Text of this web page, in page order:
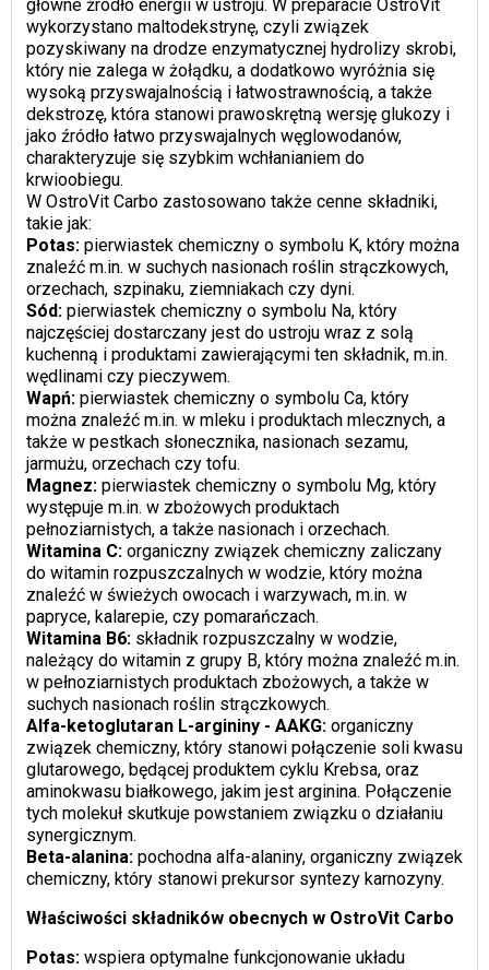
główne źródło energii w ustroju. W preparacie OstroVit
wykorzystano maltodekstrynę, czyli związek
pozyskiwany na drodze enzymatycznej hydrolizy skrobi,
który nie zalega w żołądku, a dodatkowo wyróżnia się
wysoką przyswajalnością i łatwostrawnością, a także
dekstrozę, która stanowi prawoskrętną wersję glukozy i
jako źródło łatwo przyswajalnych węglowodanów,
charakteryzuje się szybkim wchłanianiem do
krwioobiegu.
W OstroVit Carbo zastosowano także cenne składniki,
takie jak:
Potas:pierwiastek chemiczny o symbolu K, który można
znaleźć m.in. w suchych nasionach roślin strączkowych,
orzechach, szpinaku, ziemniakach czy dyni.
Sód:pierwiastek chemiczny o symbolu Na, który
najczęściej dostarczany jest do ustroju wraz z solą
kuchenną i produktami zawierającymi ten składnik, m.in.
wędlinami czy pieczywem.
Wapń:pierwiastek chemiczny o symbolu Ca, który
można znaleźć m.in. w mleku i produktach mlecznych, a
także w pestkach słonecznika, nasionach sezamu,
jarmużu, orzechach czy tofu.
Magnez:pierwiastek chemiczny o symbolu Mg, który
występuje m.in. w zbożowych produktach
pełnoziarnistych, a także nasionach i orzechach.
Witamina C:organiczny związek chemiczny zaliczany
do witamin rozpuszczalnych w wodzie, który można
znaleźć w świeżych owocach i warzywach, m.in. w
papryce, kalarepie, czy pomarańczach.
Witamina B6:składnik rozpuszczalny w wodzie,
należący do witamin z grupy B, który można znaleźć m.in.
w pełnoziarnistych produktach zbożowych, a także w
suchych nasionach roślin strączkowych.
Alfa-ketoglutaran L-argininy - AAKG:organiczny
związek chemiczny, który stanowi połączenie soli kwasu
glutarowego, będącej produktem cyklu Krebsa, oraz
aminokwasu białkowego, jakim jest arginina. Połączenie
tych molekuł skutkuje powstaniem związku o działaniu
synergicznym.
Beta-alanina:pochodna alfa-alaniny, organiczny związek
chemiczny, który stanowi prekursor syntezy karnozyny.
Właściwości składników obecnych w OstroVit Carbo
Potas:wspiera optymalne funkcjonowanie układu